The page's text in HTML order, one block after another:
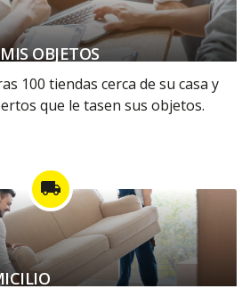
OBJETOS
100 tiendas cerca de su casa y
que le tasen sus objetos.
local_shipping